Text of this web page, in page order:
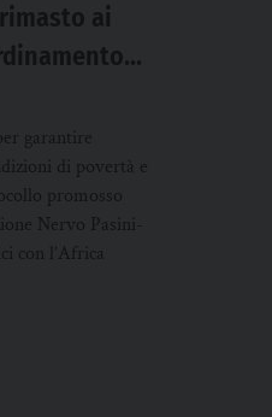
ai
garantire
di povertà e
promosso
Nervo Pasini-
con l’Africa